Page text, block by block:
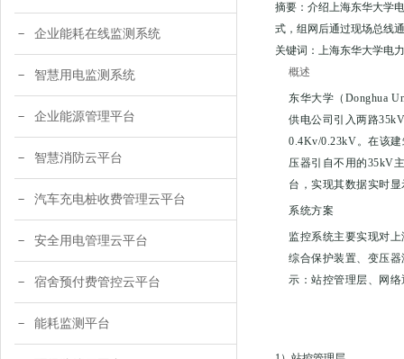
企业能耗在线监测系统
智慧用电监测系统
企业能源管理平台
智慧消防云平台
汽车充电桩收费管理云平台
安全用电管理云平台
宿舍预付费管控云平台
能耗监测平台
摘要：介绍上海东华大学
式，组网后通过现场总线
关键词：上海东华大学电
概述
东华大学（Donghua
供电公司引入两路
0.4Kv/0.23kV。在该
压器引自不用的35kV
台，实现其数据实时
系统方案
监控系统主要实现对
综合保护装置、变压
示：站控管理层、网